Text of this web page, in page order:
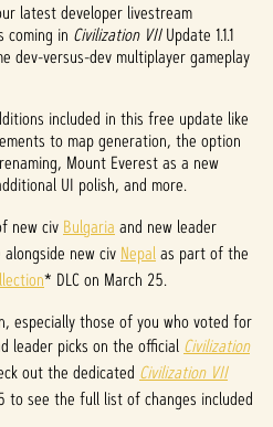
latest developer livestream
coming in Civilization VIIUpdate 1.1.1
dev-versus-dev multiplayer gameplay
included in this free update like
to map generation, the option
Mount Everest as a new
UI polish, and more.
new civ Bulgaria and new leader
new civ Nepalas part of the
* DLC on March 25.
especially those of you who voted for
leader picks on the official Civilization
out the dedicated Civilization VII
to see the full list of changes included